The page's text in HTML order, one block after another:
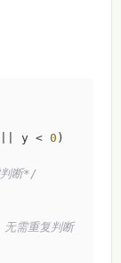
|| y < 0 )
判断*/
需重复判断